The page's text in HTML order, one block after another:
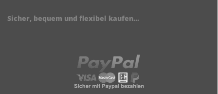
Sicher, bequem und flexibel kaufen...